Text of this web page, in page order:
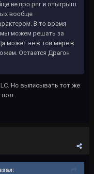
не про рпг и отыгрыш
вообще
В то время
мы можем решать за
может не в той мере в
Остается Драгон
Но выписывать тот же
лол.